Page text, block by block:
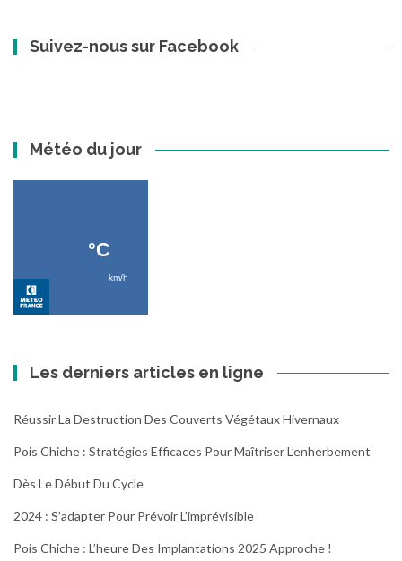
Suivez-nous sur Facebook
Météo du jour
Les derniers articles en ligne
Réussir La Destruction Des Couverts Végétaux Hivernaux
Pois Chiche : Stratégies Efficaces Pour Maîtriser L’enherbement
Dès Le Début Du Cycle
2024 : S’adapter Pour Prévoir L’imprévisible
Pois Chiche : L’heure Des Implantations 2025 Approche !